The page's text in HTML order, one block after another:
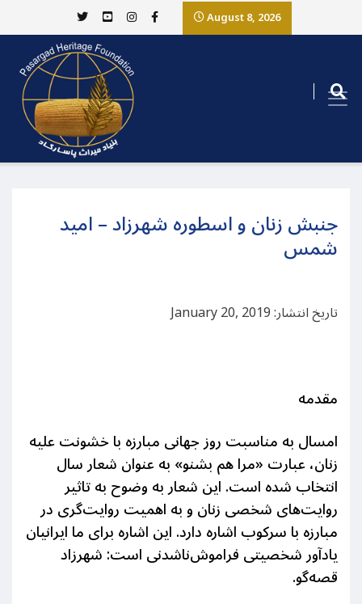
August 8, 2026
جنبش زنان و اسطوره شهرزاد – امید
شمس
تاریخ انتشار: January 20, 2019
مقدمه
امسال به مناسبت روز جهانی مبارزه با خشونت علیه
زنان، عبارت «مرا هم بشنو» به عنوان شعار سال
انتخاب شده است. این شعار به وضوح به تاثیر
روایت‌های شخصی زنان و به اهمیت روایت‌گری در
مبارزه با سرکوب اشاره دارد. این اشاره برای ما ایرانیان
یادآور شخصیتی فراموش‌ناشدنی است: شهرزاد
قصه‌گو.